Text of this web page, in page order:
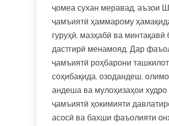
ҷомеа сухан меравад, аъзои
ҷамъиятӣ ҳаммарому
гуруҳӣ, мазҳабӣ ва
дастгирӣ менамояд. Дар
ҷамъиятӣ роҳбарони
соҳибақида, озодандеш,
андеша ва мулоҳизаҳои
ҷамъиятӣ ҳокимияти
асосӣ ва бахши фаъолияти